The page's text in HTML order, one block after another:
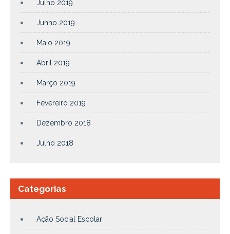
Julho 2019
Junho 2019
Maio 2019
Abril 2019
Março 2019
Fevereiro 2019
Dezembro 2018
Julho 2018
Categorias
Ação Social Escolar